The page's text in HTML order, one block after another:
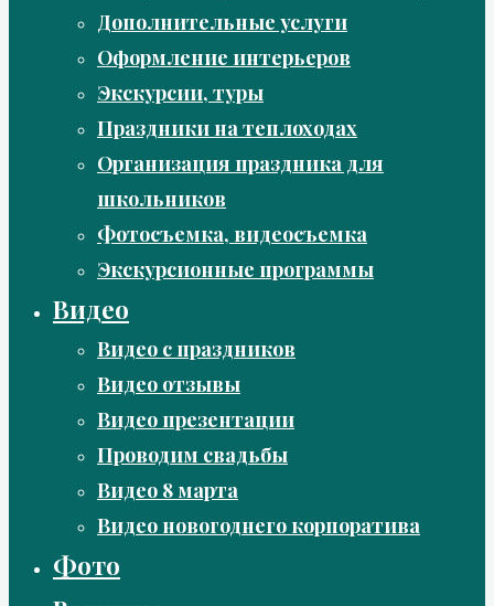
Дополнительные услуги
Оформление интерьеров
Экскурсии, туры
Праздники на теплоходах
Организация праздника для
школьников
Фотосъемка, видеосъемка
Экскурсионные программы
Видео
Видео с праздников
Видео отзывы
Видео презентации
Проводим свадьбы
Видео 8 марта
Видео новогоднего корпоратива
Фото